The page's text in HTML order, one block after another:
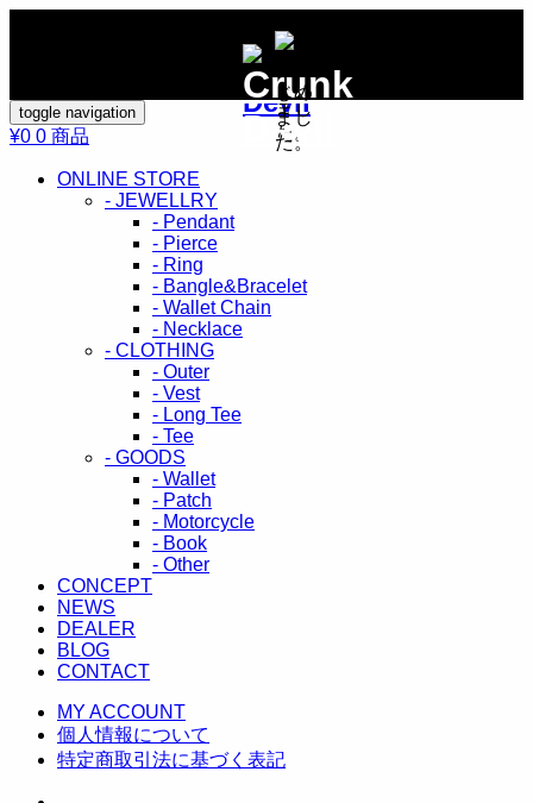
toggle navigation
¥0 0 商品
ONLINE STORE
- JEWELLRY
- Pendant
- Pierce
- Ring
- Bangle&Bracelet
- Wallet Chain
- Necklace
- CLOTHING
- Outer
- Vest
- Long Tee
- Tee
- GOODS
- Wallet
- Patch
- Motorcycle
- Book
- Other
CONCEPT
NEWS
DEALER
BLOG
CONTACT
MY ACCOUNT
個人情報について
特定商取引法に基づく表記